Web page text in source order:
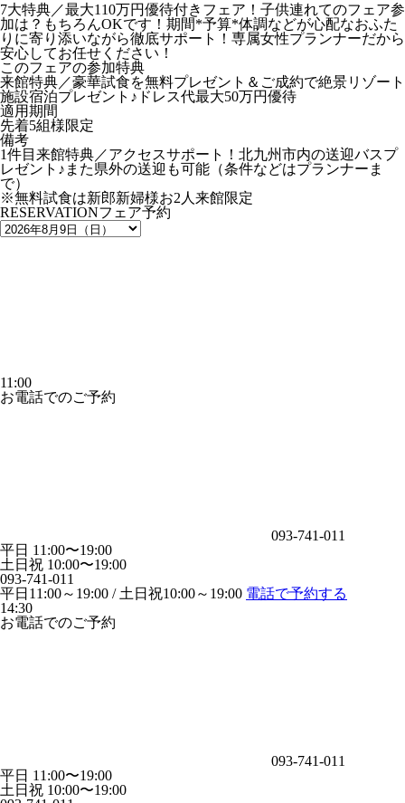
7大特典／最大110万円優待付きフェア！子供連れてのフェア参
加は？もちろんOKです！期間*予算*体調などが心配なおふた
りに寄り添いながら徹底サポート！専属女性プランナーだから
安心してお任せください！
このフェアの参加特典
来館特典／豪華試食を無料プレゼント＆ご成約で絶景リゾート
施設宿泊プレゼント♪ドレス代最大50万円優待
適用期間
先着5組様限定
備考
1件目来館特典／アクセスサポート！北九州市内の送迎バスプ
レゼント♪また県外の送迎も可能（条件などはプランナーま
で）
※無料試食は新郎新婦様お2人来館限定
RESERVATIONフェア予約
11:00
お電話でのご予約
093-741-011
平日 11:00〜19:00
土日祝 10:00〜19:00
093-741-011
平日11:00～19:00 / 土日祝10:00～19:00 電話で予約する
14:30
お電話でのご予約
093-741-011
平日 11:00〜19:00
土日祝 10:00〜19:00